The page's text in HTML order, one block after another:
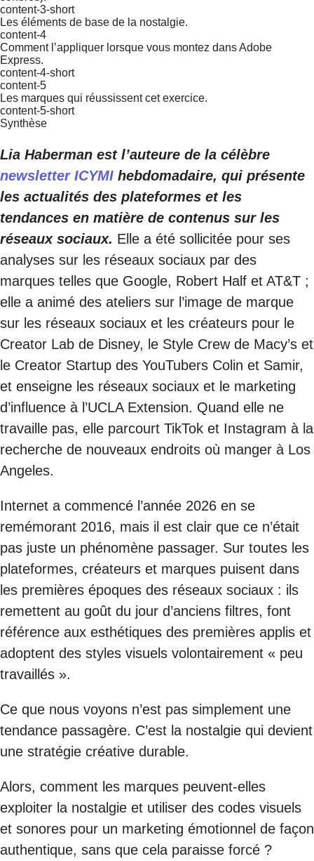
content-3-short
Les éléments de base de la nostalgie.
content-4
Comment l’appliquer lorsque vous montez dans Adobe
Express.
content-4-short
content-5
Les marques qui réussissent cet exercice.
content-5-short
Synthèse
Lia Haberman est l’auteure de la célèbre
newsletter ICYMI hebdomadaire, qui présente
les actualités des plateformes et les
tendances en matière de contenus sur les
réseaux sociaux. Elle a été sollicitée pour ses
analyses sur les réseaux sociaux par des
marques telles que Google, Robert Half et AT&T ;
elle a animé des ateliers sur l’image de marque
sur les réseaux sociaux et les créateurs pour le
Creator Lab de Disney, le Style Crew de Macy’s et
le Creator Startup des YouTubers Colin et Samir,
et enseigne les réseaux sociaux et le marketing
d’influence à l’UCLA Extension. Quand elle ne
travaille pas, elle parcourt TikTok et Instagram à la
recherche de nouveaux endroits où manger à Los
Angeles.
Internet a commencé l’année 2026 en se
remémorant 2016, mais il est clair que ce n’était
pas juste un phénomène passager. Sur toutes les
plateformes, créateurs et marques puisent dans
les premières époques des réseaux sociaux : ils
remettent au goût du jour d’anciens filtres, font
référence aux esthétiques des premières applis et
adoptent des styles visuels volontairement « peu
travaillés ».
Ce que nous voyons n’est pas simplement une
tendance passagère. C’est la nostalgie qui devient
une stratégie créative durable.
Alors, comment les marques peuvent-elles
exploiter la nostalgie et utiliser des codes visuels
et sonores pour un marketing émotionnel de façon
authentique, sans que cela paraisse forcé ?